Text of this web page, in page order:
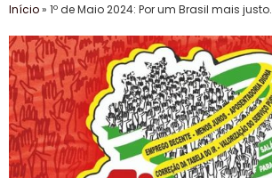
Início» 1º de Maio 2024: Por um Brasil mais justo.